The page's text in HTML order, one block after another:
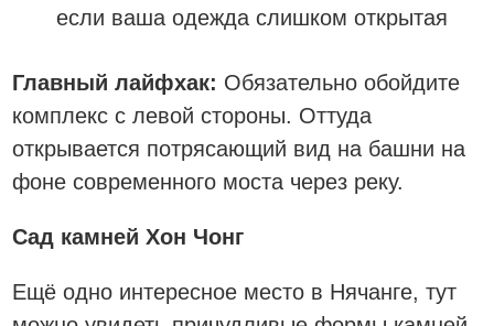
если ваша одежда слишком открытая
Главный лайфхак: Обязательно обойдите
комплекс с левой стороны. Оттуда
открывается потрясающий вид на башни на
фоне современного моста через реку.
Сад камней Хон Чонг
Ещё одно интересное место в Нячанге, тут